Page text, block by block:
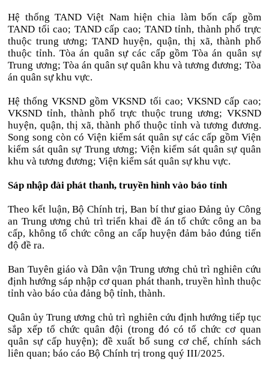
Hệ thống TAND Việt Nam hiện chia làm bốn cấp gồm
TAND tối cao; TAND cấp cao; TAND tỉnh, thành phố trực
thuộc trung ương; TAND huyện, quận, thị xã, thành phố
thuộc tỉnh. Tòa án quân sự các cấp gồm Tòa án quân sự
Trung ương; Tòa án quân sự quân khu và tương đương; Tòa
án quân sự khu vực.
Hệ thống VKSND gồm VKSND tối cao; VKSND cấp cao;
VKSND tỉnh, thành phố trực thuộc trung ương; VKSND
huyện, quận, thị xã, thành phố thuộc tỉnh và tương đương.
Song song còn có Viện kiểm sát quân sự các cấp gồm Viện
kiểm sát quân sự Trung ương; Viện kiểm sát quân sự quân
khu và tương đương; Viện kiểm sát quân sự khu vực.
Sáp nhập đài phát thanh, truyền hình vào báo tỉnh
Theo kết luận, Bộ Chính trị, Ban bí thư giao Đảng ủy Công
an Trung ương chủ trì triển khai đề án tổ chức công an ba
cấp, không tổ chức công an cấp huyện đảm bảo đúng tiến
độ đề ra.
Ban Tuyên giáo và Dân vận Trung ương chủ trì nghiên cứu
định hướng sáp nhập cơ quan phát thanh, truyền hình thuộc
tỉnh vào báo của đảng bộ tỉnh, thành.
Quân ủy Trung ương chủ trì nghiên cứu định hướng tiếp tục
sắp xếp tổ chức quân đội (trong đó có tổ chức cơ quan
quân sự cấp huyện); đề xuất bổ sung cơ chế, chính sách
liên quan; báo cáo Bộ Chính trị trong quý III/2025.